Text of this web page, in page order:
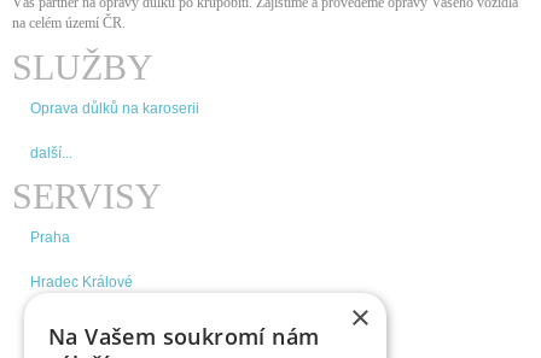
na celém území ČR.
SLUŽBY
Oprava důlků na karoserii
další...
SERVISY
Praha
Hradec Králové
Brno ×
Na Vašem soukromí nám